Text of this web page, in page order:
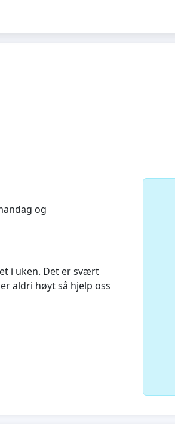
og
i uken. Det er svært
aldri høyt så hjelp oss